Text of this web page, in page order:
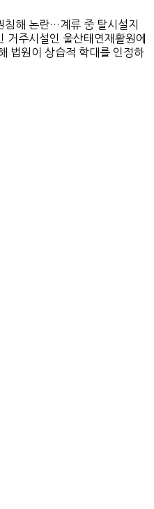
침해 논란…계류 중 탈시설지
거주시설인 울산태연재활원에
법원이 상습적 학대를 인정하